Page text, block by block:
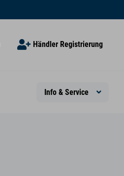
Händler Registrierung
Info & Service